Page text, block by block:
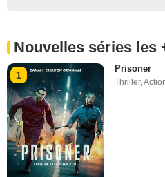
Nouvelles séries les
1
Prisoner
Thriller,